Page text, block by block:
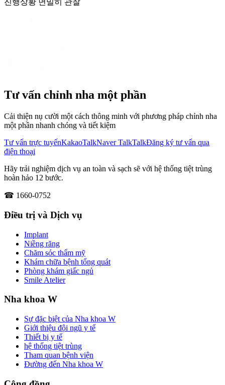
진행상황 면밀히 관찰
Tư vấn chỉnh nha một phần
Cải thiện nụ cười một cách thông minh với phương pháp chỉnh nha
một phần nhanh chóng và tiết kiệm
Tư vấn trực tuyếnKakaoTalkNaver TalkTalkĐăng ký tư vấn qua
điện thoại
Hãy trải nghiệm dịch vụ an toàn và sạch sẽ với hệ thống tiệt trùng
hoàn hảo 12 bước.
☎ 1660-0752
Điều trị và Dịch vụ
Implant
Niềng răng
Chăm sóc thẩm mỹ
Khám chữa bệnh tổng quát
Phòng khám giấc ngủ
Smile Atelier
Nha khoa W
Sự đặc biệt của Nha khoa W
Giới thiệu đội ngũ y tế
Thiết bị y tế
hệ thống tiệt trùng
Tham quan bệnh viện
Đường đến Nha khoa W